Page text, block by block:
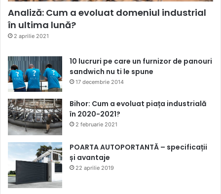
Analiză: Cum a evoluat domeniul industrial
în ultima lună?
2 aprilie 2021
10 lucruri pe care un furnizor de panouri
sandwich nu ti le spune
17 decembrie 2014
Bihor: Cum a evoluat piața industrială
în 2020-2021?
2 februarie 2021
POARTA AUTOPORTANTĂ – specificații
și avantaje
22 aprilie 2019